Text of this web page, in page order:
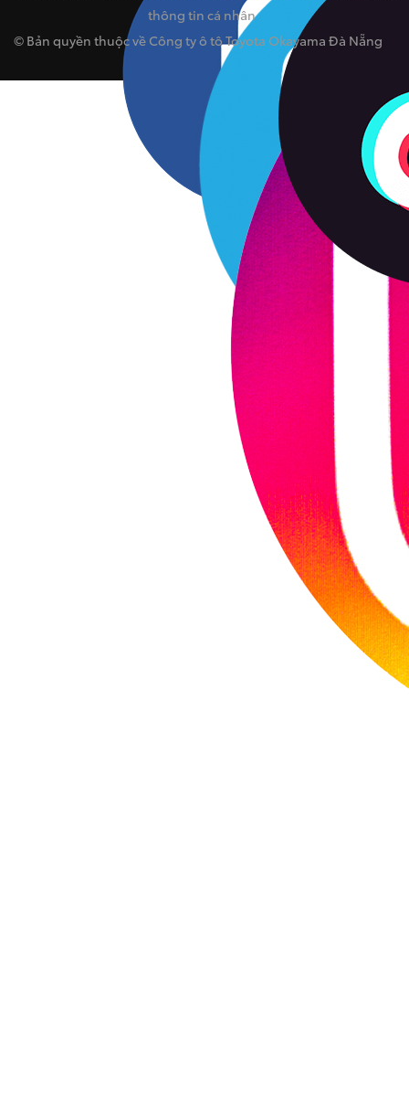
thông tin cá nhân
© Bản quyền thuộc về Công ty ô tô Toyota Okayama Đà Nẵng